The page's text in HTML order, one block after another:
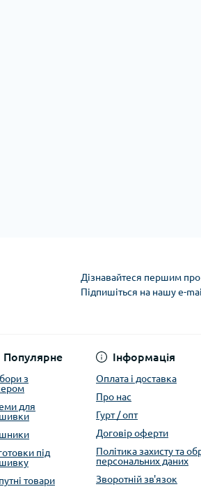
Дізнавайтеся першим про
Підпишіться на нашу e-
Популярне
з
для
під
товари
Інформація
Оплата і доставка
Про нас
Гурт / опт
Договір оферти
Політика захисту та
персональних даних
Зворотній зв'язок